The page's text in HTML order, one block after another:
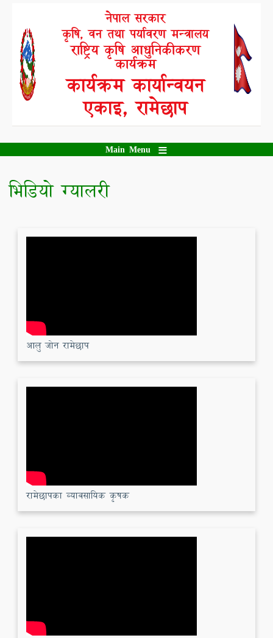
content
नेपाल सरकार
कृषि, वन तथा पर्यावरण मन्त्रालय
राष्ट्रिय कृषि आधुनिकीकरण
कार्यक्रम
कार्यक्रम कार्यान्वयन
एकाइ, रामेछाप
Main Menu
भिडियो ग्यालरी
आलु जोन रामेछाप
रामेछापका व्यावसायिक कृषक